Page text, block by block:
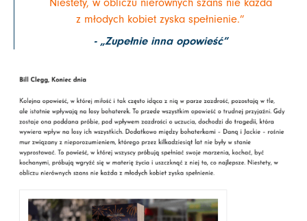
Niestety, w obliczu nierównych szans nie każda
z młodych kobiet zyska spełnienie.”
- „Zupełnie inna opowieść”